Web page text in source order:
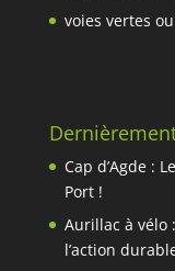
voies vertes
Cap d’Agde :
Port !
Aurillac à vélo
l’action